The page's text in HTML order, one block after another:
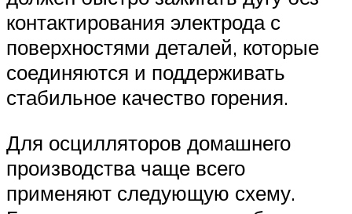
контактирования электрода с
поверхностями деталей, которые
соединяются и поддерживать
стабильное качество горения.
Для осцилляторов домашнего
производства чаще всего
применяют следующую схему.